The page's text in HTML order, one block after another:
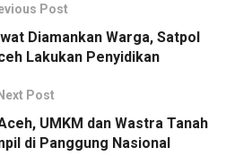
Post
Diamankan Warga, Satpol
Lakukan Penyidikan
Post
UMKM dan Wastra Tanah
di Panggung Nasional